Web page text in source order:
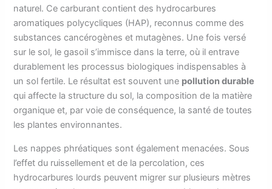
naturel. Ce carburant contient des hydrocarbures
aromatiques polycycliques (HAP), reconnus comme des
substances cancérogènes et mutagènes. Une fois versé
sur le sol, le gasoil s’immisce dans la terre, où il entrave
durablement les processus biologiques indispensables à
un sol fertile. Le résultat est souvent une pollution durable
qui affecte la structure du sol, la composition de la matière
organique et, par voie de conséquence, la santé de toutes
les plantes environnantes.
Les nappes phréatiques sont également menacées. Sous
l’effet du ruissellement et de la percolation, ces
hydrocarbures lourds peuvent migrer sur plusieurs mètres